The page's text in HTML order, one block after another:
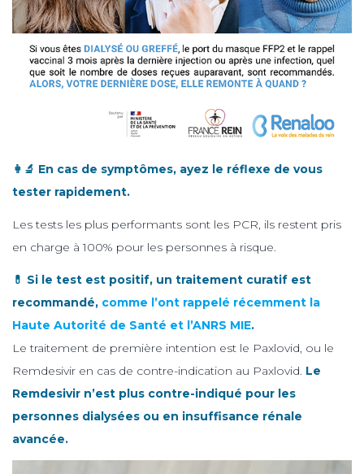
👩‍🔬 En cas de symptômes, ayez le réflexe de vous
tester rapidement.
Les tests les plus performants sont les PCR, ils restent pris
en charge à 100% pour les personnes à risque.
💊 Si le test est positif, un traitement curatif est
recommandé, comme l’ont rappelé récemment la
Haute Autorité de Santé et l’ANRS MIE.
Le traitement de première intention est le Paxlovid, ou le
Remdesivir en cas de contre-indication au Paxlovid. Le
Remdesivir n’est plus contre-indiqué pour les
personnes dialysées ou en insuffisance rénale
avancée.